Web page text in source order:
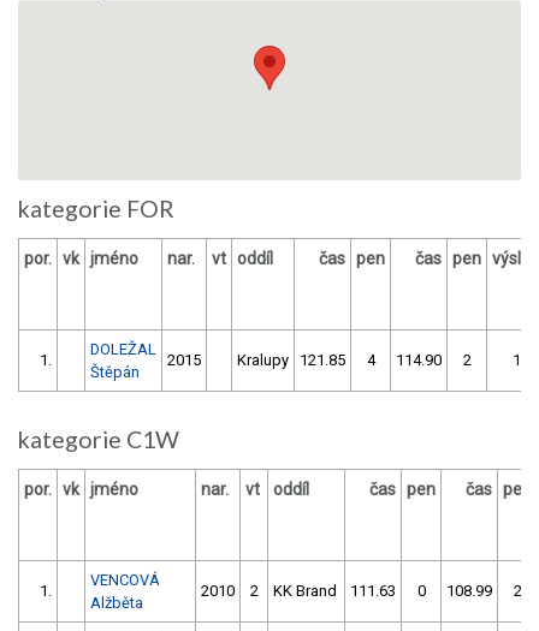
kategorie FOR
por. vk jméno nar. vt oddíl čas pen čas pen
1.
DOLEŽAL
Štěpán
2015 Kralupy 121.85 4 114.90 2
kategorie C1W
por. vk jméno nar. vt oddíl čas pen čas pen
1.
VENCOVÁ
Alžběta
2010 2 KK Brand 111.63 0 108.99 2